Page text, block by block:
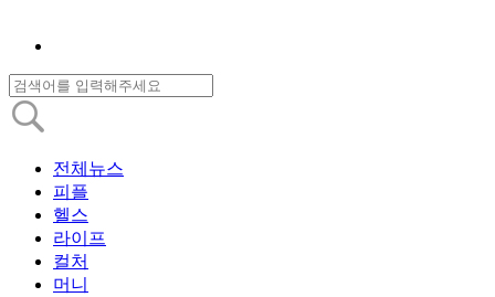
전체뉴스
피플
헬스
라이프
컬처
머니